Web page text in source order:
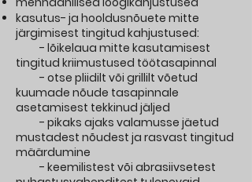
kasutus- ja hooldusnõuete mitte
järgimisest tingitud kahjustused:
- lõikelaua mitte kasutamisest
tingitud kriimustused töötasapinnal
- otse pliidilt või grillilt võetud
kuumade nõude tasapinnale
asetamisest tekkinud jäljed
- pikaks ajaks valamusse jäetud
mustadest nõudest ja rasvast tingitud
määrdumine
- keemilistest või abrasiivsetest